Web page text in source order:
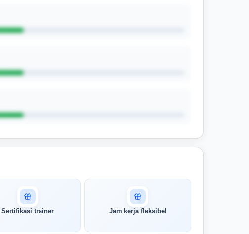
Sertifikasi trainer Jam kerja fleksibel